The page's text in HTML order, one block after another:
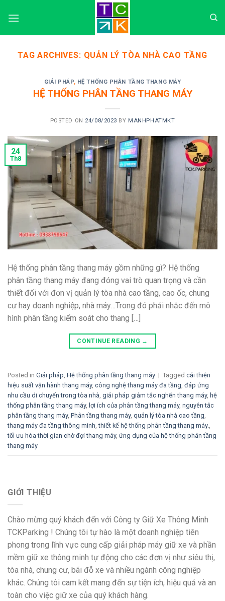
TAG ARCHIVES: QUẢN LÝ TÒA NHÀ CAO TẦNG
GIẢI PHÁP, HỆ THỐNG PHÂN TẦNG THANG MÁY
HỆ THỐNG PHÂN TẦNG THANG MÁY
POSTED ON 24/08/2023 BY MANHPHATMKT
24
Th8
Hệ thống phân tầng thang máy gồm những gì? Hệ thống
phân tầng thang máy đang đóng vai trò quan trọng và cần
thiết đối với đơn vị quản lý tòa nhà cao tầng, cao ốc, chung
cư hay doanh nghiệp, nhà máy…Trong đó phải nhắc đến mô
hình phân tầng kiểm soát cho thang […]
CONTINUE READING →
Posted in Giải pháp, Hệ thống phân tầng thang máy | Tagged cải thiện
hiệu suất vận hành thang máy, công nghệ thang máy đa tầng, đáp ứng
nhu cầu di chuyển trong tòa nhà, giải pháp giảm tắc nghẽn thang máy, hệ
thống phân tầng thang máy, lợi ích của phân tầng thang máy, nguyên tắc
phân tầng thang máy, Phân tầng thang máy, quản lý tòa nhà cao tầng,
thang máy đa tầng thông minh,thiết kế hệ thống phân tầng thang máy.,
tối ưu hóa thời gian chờ đợi thang máy, ứng dụng của hệ thống phân tầng
thang máy
GIỚI THIỆU
Chào mừng quý khách đến với Công ty Giữ Xe Thông Minh
TCKParking ! Chúng tôi tự hào là một doanh nghiệp tiên
phong trong lĩnh vực cung cấp giải pháp máy giữ xe và phần
mềm giữ xe thông minh tự động cho các đơn vị như siêu thị,
tòa nhà, chung cư, bãi đỗ xe và nhiều ngành công nghiệp
khác. Chúng tôi cam kết mang đến sự tiện ích, hiệu quả và an
toàn cho việc giữ xe của quý khách hàng.